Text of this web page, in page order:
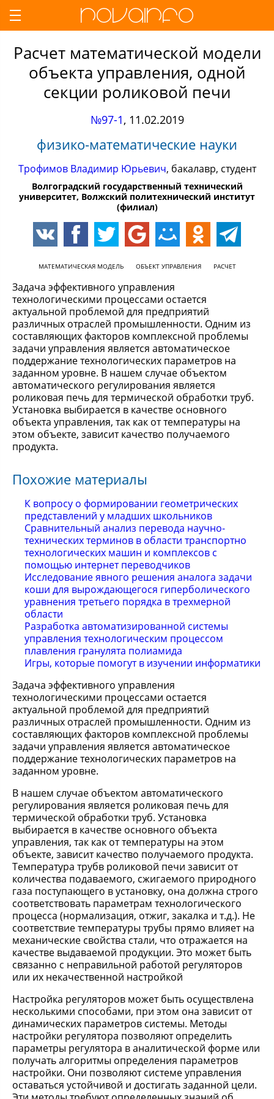
Расчет математической модели
объекта управления, одной
секции роликовой печи
№97-1, 11.02.2019
физико-математические науки
Трофимов Владимир Юрьевич, бакалавр, студент
Волгоградский государственный технический
университет, Волжский политехнический институт
(филиал)
МАТЕМАТИЧЕСКАЯ МОДЕЛЬ ОБЪЕКТ УПРАВЛЕНИЯ РАСЧЕТ
Задача эффективного управления
технологическими процессами остается
актуальной проблемой для предприятий
различных отраслей промышленности. Одним из
составляющих факторов комплексной проблемы
задачи управления является автоматическое
поддержание технологических параметров на
заданном уровне. В нашем случае объектом
автоматического регулирования является
роликовая печь для термической обработки труб.
Установка выбирается в качестве основного
объекта управления, так как от температуры на
этом объекте, зависит качество получаемого
продукта.
Похожие материалы
К вопросу о формировании геометрических
представлений у младших школьников
Сравнительный анализ перевода научно-
технических терминов в области транспортно
технологических машин и комплексов с
помощью интернет переводчиков
Исследование явного решения аналога задачи
коши для вырождающегося гиперболического
уравнения третьего порядка в трехмерной
области
Разработка автоматизированной системы
управления технологическим процессом
плавления гранулята полиамида
Игры, которые помогут в изучении информатики
Задача эффективного управления
технологическими процессами остается
актуальной проблемой для предприятий
различных отраслей промышленности. Одним из
составляющих факторов комплексной проблемы
задачи управления является автоматическое
поддержание технологических параметров на
заданном уровне.
В нашем случае объектом автоматического
регулирования является роликовая печь для
термической обработки труб. Установка
выбирается в качестве основного объекта
управления, так как от температуры на этом
объекте, зависит качество получаемого продукта.
Температура трубв роликовой печи зависит от
количества подаваемого, сжигаемого природного
газа поступающего в установку, она должна строго
соответствовать параметрам технологического
процесса (нормализация, отжиг, закалка и т.д.). Не
соответствие температуры трубы прямо влияет на
механические свойства стали, что отражается на
качестве выдаваемой продукции. Это может быть
связанно с неправильной работой регуляторов
или их некачественной настройкой
Настройка регуляторов может быть осуществлена
несколькими способами, при этом она зависит от
динамических параметров системы. Методы
настройки регулятора позволяют определить
параметры регулятора в аналитической форме или
получать алгоритмы определения параметров
настройки. Они позволяют системе управления
оставаться устойчивой и достигать заданной цели.